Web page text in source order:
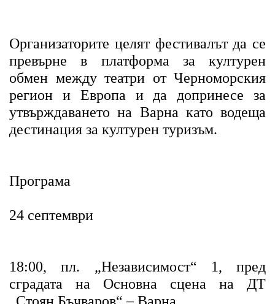
Организаторите целят фестивалът да се
превърне в платформа за културен
обмен между театри от Черноморския
регион и Европа и да допринесе за
утвърждаването на Варна като водеща
дестинация за културен туризъм.
Програма
24 септември
18:00, пл. „Независимост“ 1, пред
сградата на Основна сцена на ДТ